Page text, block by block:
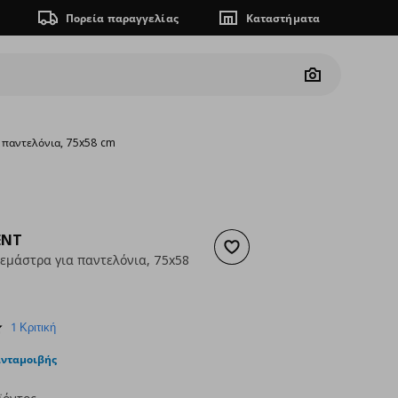
Πορεία παραγγελίας Καταστήματα
Camera
75x58 cm
Προσθήκη στα αγαπημένα
για παντελόνια, 75x58
τιμή
5.0
rating
1 Κριτική